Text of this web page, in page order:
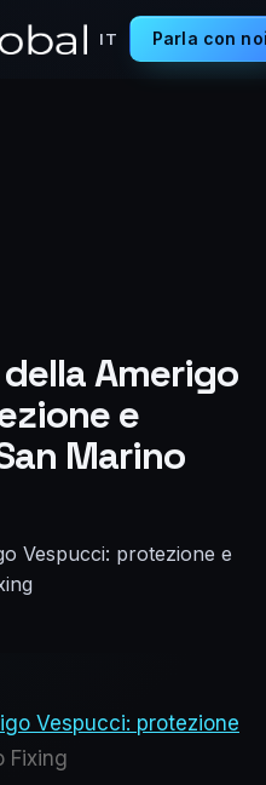
IT Parla con
Amerigo
e
Marino
Vespucci: protezione e
Vespucci: protezione
Fixing